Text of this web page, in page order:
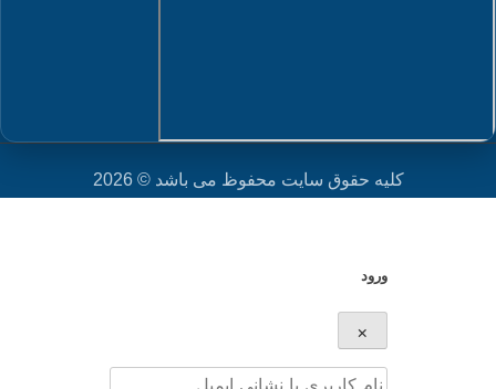
کلیه حقوق سایت محفوظ می باشد © 2026
ورود
نام کاربری یا نشانی ایمیل